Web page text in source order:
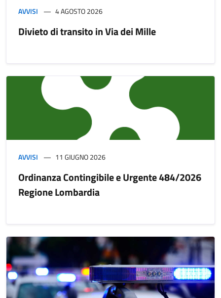
AVVISI 4 AGOSTO 2026
Divieto di transito in Via dei Mille
AVVISI 11 GIUGNO 2026
Ordinanza Contingibile e Urgente 484/2026
Regione Lombardia